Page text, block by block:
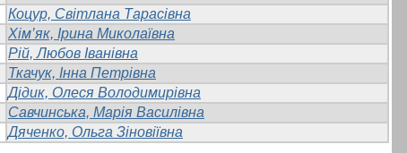
Коцур, Світлана Тарасівна
Хім’як, Ірина Миколаївна
Рій, Любов Іванівна
Ткачук, Інна Петрівна
Дідик, Олеся Володимирівна
Савчинська, Марія Василівна
Дяченко, Ольга Зіновіївна